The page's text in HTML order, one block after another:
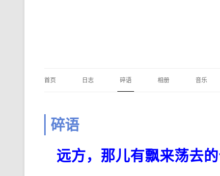
首页 日志 碎语 相册 音乐
碎语
远方，那儿有飘来荡去